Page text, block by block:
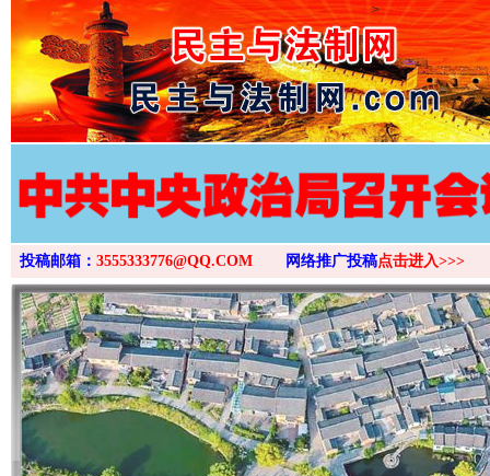
>
投稿邮箱： 3555333776@QQ.COM 网络推广投稿点击进入>>>